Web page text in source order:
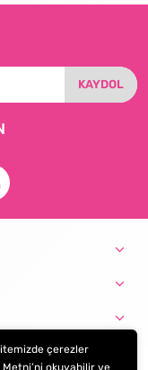
KAYDOL
çerezler
Metni’ni okuyabilir ve